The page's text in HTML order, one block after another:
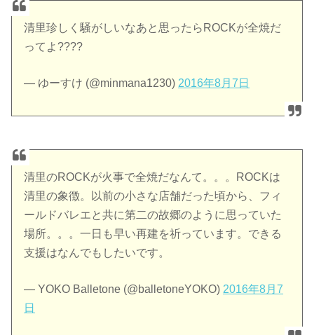
清里珍しく騒がしいなあと思ったらROCKが全焼だ
ってよ????
— ゆーすけ (@minmana1230) 2016年8月7日
清里のROCKが火事で全焼だなんて。。。ROCKは
清里の象徴。以前の小さな店舗だった頃から、フィ
ールドバレエと共に第二の故郷のように思っていた
場所。。。一日も早い再建を祈っています。できる
支援はなんでもしたいです。
— YOKO Balletone (@balletoneYOKO) 2016年8月7
日